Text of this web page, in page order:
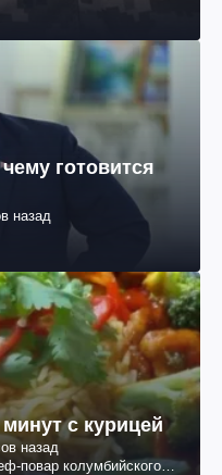
готовится
назад
с курицей
назад
повар колумбийского